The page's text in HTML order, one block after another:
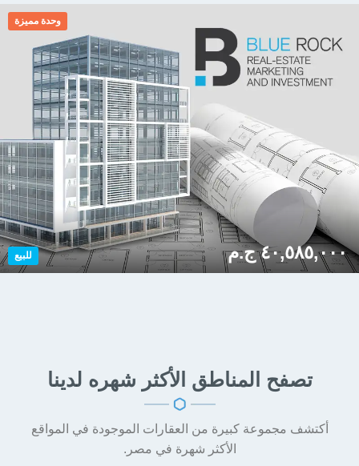
٢٦٨ م ٢
وحدة مميزة
للبيع ٤٠,٥٨٥,٠٠٠ ج.م
تصفح المناطق الأكثر شهره لدينا
أكتشف مجموعة كبيرة من العقارات الموجودة في المواقع
الأكثر شهرة في مصر.